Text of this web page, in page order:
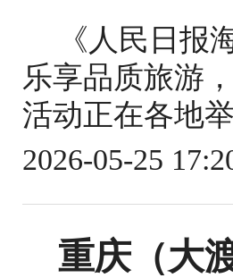
《人民日报
乐享品质旅游
活动正在各地
2026-05-25
重庆（大